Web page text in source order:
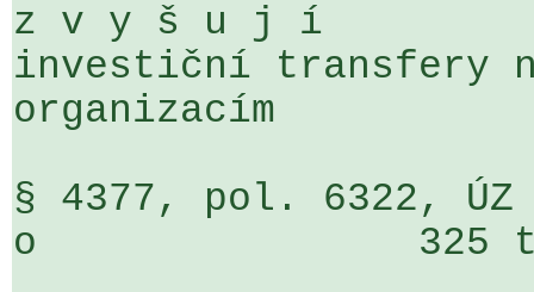
z v y š u j í
investiční transfery
organizacím
§ 4377, pol. 6322, ÚZ
o                325